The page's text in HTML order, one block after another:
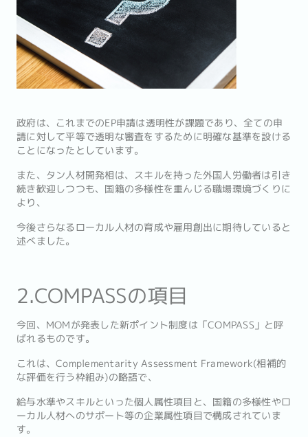
政府は、これまでのEP申請は透明性が課題であり、全ての申
請に対して平等で透明な審査をするために明確な基準を設ける
ことになったとしています。
また、タン人材開発相は、スキルを持った外国人労働者は引き
続き歓迎しつつも、国籍の多様性を重んじる職場環境づくりに
より、
今後さらなるローカル人材の育成や雇用創出に期待していると
述べました。
2.COMPASSの項目
今回、MOMが発表した新ポイント制度は「COMPASS」と呼
ばれるものです。
これは、Complementarity Assessment Framework(相補的
な評価を行う枠組み)の略語で、
給与水準やスキルといった個人属性項目と、国籍の多様性やロ
ーカル人材へのサポート等の企業属性項目で構成されていま
す。